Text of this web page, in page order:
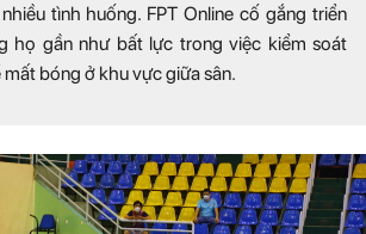
tình huống. FPT Online cố gắng triển
họ gần như bất lực trong việc kiểm soát
bóng ở khu vực giữa sân.